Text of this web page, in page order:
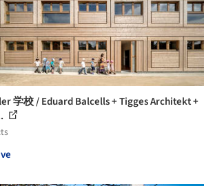
学校 / Eduard Balcells + Tigges Architekt +